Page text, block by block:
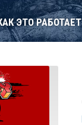
ЭТО РАБОТАЕТ